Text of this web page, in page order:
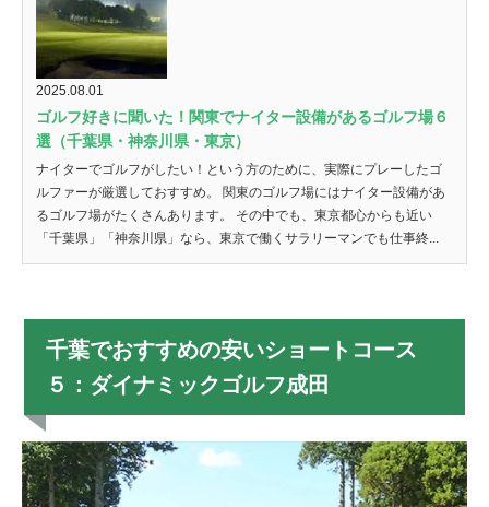
2025.08.01
ゴルフ好きに聞いた！関東でナイター設備があるゴルフ場６
選（千葉県・神奈川県・東京）
ナイターでゴルフがしたい！という方のために、実際にプレーしたゴ
ルファーが厳選しておすすめ。 関東のゴルフ場にはナイター設備があ
るゴルフ場がたくさんあります。 その中でも、東京都心からも近い
「千葉県」「神奈川県」なら、東京で働くサラリーマンでも仕事終...
千葉でおすすめの安いショートコース
５：ダイナミックゴルフ成田